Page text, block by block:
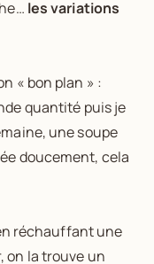
les variations
« bon plan » :
quantité puis je
une soupe
doucement, cela
réchauffant une
on la trouve un